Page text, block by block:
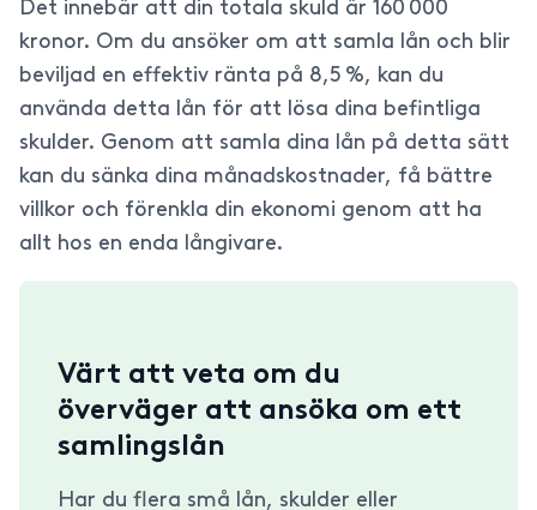
Det innebär att din totala skuld är 160 000
kronor. Om du ansöker om att samla lån och blir
beviljad en effektiv ränta på 8,5 %, kan du
använda detta lån för att lösa dina befintliga
skulder. Genom att samla dina lån på detta sätt
kan du sänka dina månadskostnader, få bättre
villkor och förenkla din ekonomi genom att ha
allt hos en enda långivare.
Värt att veta om du
överväger att ansöka om ett
samlingslån
Har du flera små lån, skulder eller